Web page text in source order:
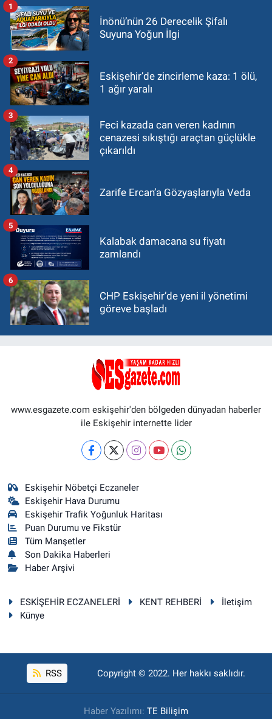
İnönü’nün 26 Derecelik Şifalı
Suyuna Yoğun İlgi
1
Eskişehir’de zincirleme kaza: 1 ölü,
1 ağır yaralı
2
Feci kazada can veren kadının
cenazesi sıkıştığı araçtan güçlükle
çıkarıldı
3
Zarife Ercan’a Gözyaşlarıyla Veda
4
Kalabak damacana su fiyatı
zamlandı
5
CHP Eskişehir’de yeni il yönetimi
göreve başladı
6
www.esgazete.com eskişehir'den bölgeden dünyadan haberler
ile Eskişehir internette lider
Eskişehir Nöbetçi Eczaneler
Eskişehir Hava Durumu
Eskişehir Trafik Yoğunluk Haritası
Puan Durumu ve Fikstür
Tüm Manşetler
Son Dakika Haberleri
Haber Arşivi
ESKİŞEHİR ECZANELERİ KENT REHBERİ
İletişim
Künye
RSS Copyright © 2022. Her hakkı saklıdır.
Haber Yazılımı: TE Bilişim